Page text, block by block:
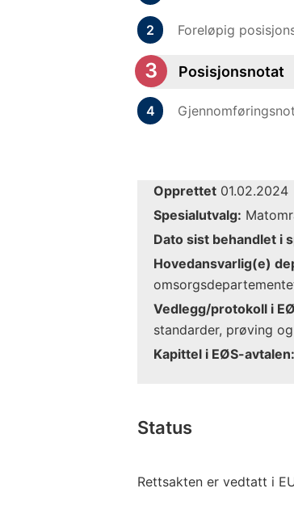
Foreløpig
Posisjonsnotat
Opprettet 01.02.2024
Spesialutvalg:
Dato sist behandlet i
Hovedansvarlig(e)
Vedlegg/protokoll i
standarder, prøving
Kapittel i EØS-avtalen:
Status
Rettsakten er vedtatt i